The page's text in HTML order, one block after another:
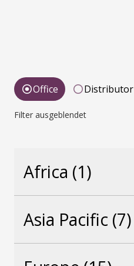
Office Distributor
Filter ausgeblendet
Africa (1)
Asia Pacific (7)